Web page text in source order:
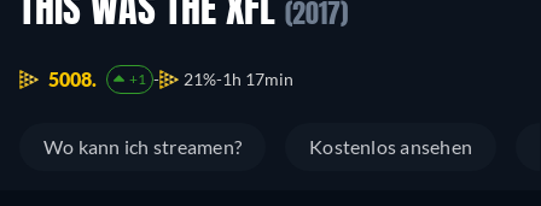
THIS WAS THE XFL (2017)
5008. +1 21% 1h 17min
Wo kann ich streamen? Kostenlos ansehen